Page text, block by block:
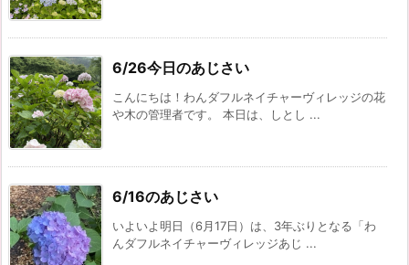
6/26今日のあじさい
こんにちは！わんダフルネイチャーヴィレッジの花
や木の管理者です。 本日は、しとし ...
6/16のあじさい
いよいよ明日（6月17日）は、3年ぶりとなる「わ
んダフルネイチャーヴィレッジあじ ...